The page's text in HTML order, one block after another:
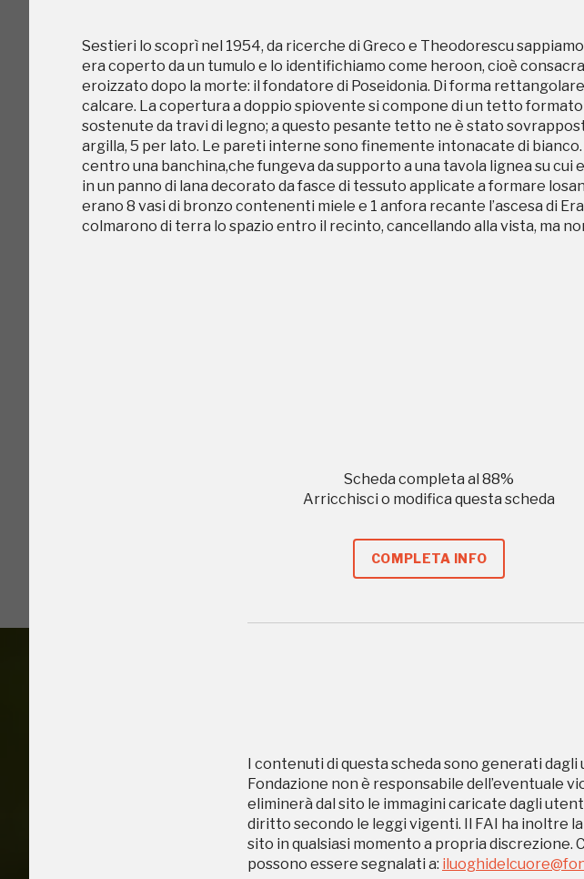
Sestieri lo scoprì nel 1954, da ricerche di Greco e Theodorescu sappiamo
era coperto da un tumulo e lo identifichiamo come heroon, cioè
eroizzato dopo la morte: il fondatore di Poseidonia. Di forma
calcare. La copertura a doppio spiovente si compone di un tetto
sostenute da travi di legno; a questo pesante tetto ne è stato
argilla, 5 per lato. Le pareti interne sono finemente intonacate di
centro una banchina,che fungeva da supporto a una tavola lignea su cui
in un panno di lana decorato da fasce di tessuto applicate a formare
erano 8 vasi di bronzo contenenti miele e 1 anfora recante l’ascesa di
colmarono di terra lo spazio entro il recinto, cancellando alla vista, ma
Scheda completa al 88%
Arricchisci o modifica questa scheda
COMPLETA INFO
I contenuti di questa scheda sono generati
Fondazione non è responsabile dell’eventuale
eliminerà dal sito le immagini caricate dagli
diritto secondo le leggi vigenti. Il FAI ha inoltre
sito in qualsiasi momento a propria
possono essere segnalati a: